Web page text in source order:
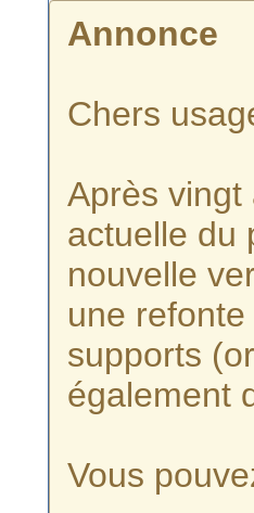
Annonce
Chers
Après vingt
actuelle du
nouvelle
une
supports
également
Vous